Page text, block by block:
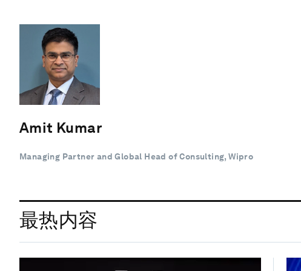
Amit Kumar
Managing Partner and Global Head of Consulting, Wipro
最热内容